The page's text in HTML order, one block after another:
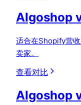
Algoshop
适合在Shopify营
卖家。
查看对比
Algoshop